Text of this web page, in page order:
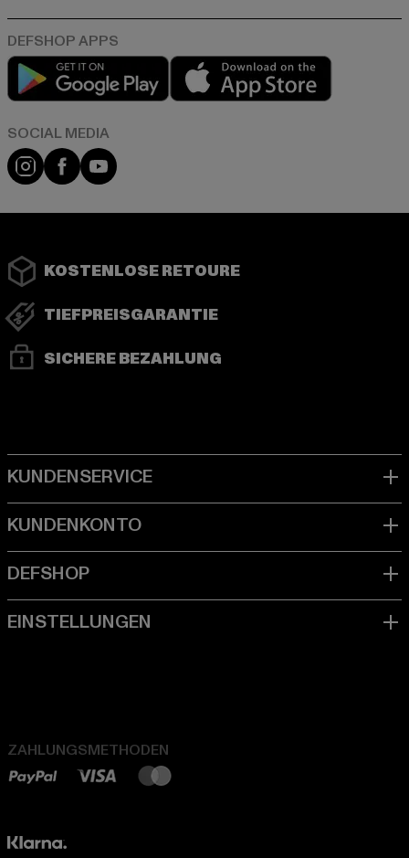
Play market
Instagram
FacebookYouTube
KOSTENLOSE RETOURE
TIEFPREISGARANTIE
SICHERE BEZAHLUNG
ZAHLUNGSMETHODEN